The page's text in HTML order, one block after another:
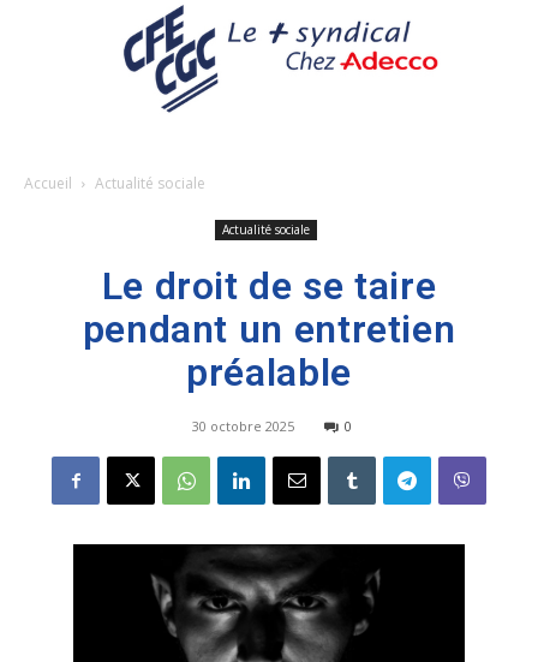
Accueil Actualité sociale
Actualité sociale
Le droit de se taire
pendant un entretien
préalable
30 octobre 2025 0